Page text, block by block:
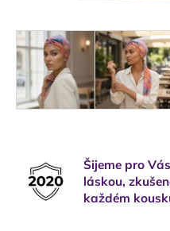
Šijeme pro
láskou,
každém